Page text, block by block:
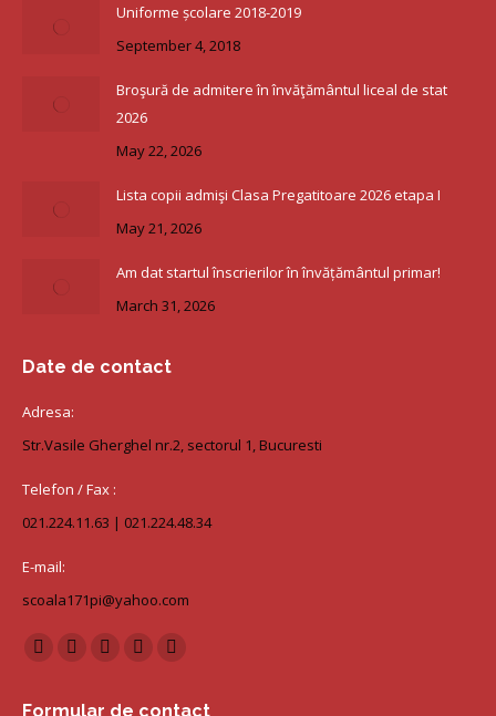
Uniforme școlare 2018-2019
September 4, 2018
Broşură de admitere în învăţământul liceal de stat
2026
May 22, 2026
Lista copii admişi Clasa Pregatitoare 2026 etapa I
May 21, 2026
Am dat startul înscrierilor în învățământul primar!
March 31, 2026
Date de contact
Adresa:
Str.Vasile Gherghel nr.2, sectorul 1, Bucuresti
Telefon / Fax :
021.224.11.63 | 021.224.48.34
E-mail:
scoala171pi@yahoo.com
Find us on:
Facebook
X
DribbbleGithubBehance
Formular de contact